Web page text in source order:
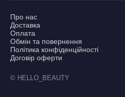
Про нас
Доставка
Оплата
Обмін та повернення
Політика конфіденційності
Договір оферти
© HELLO_BEAUTY